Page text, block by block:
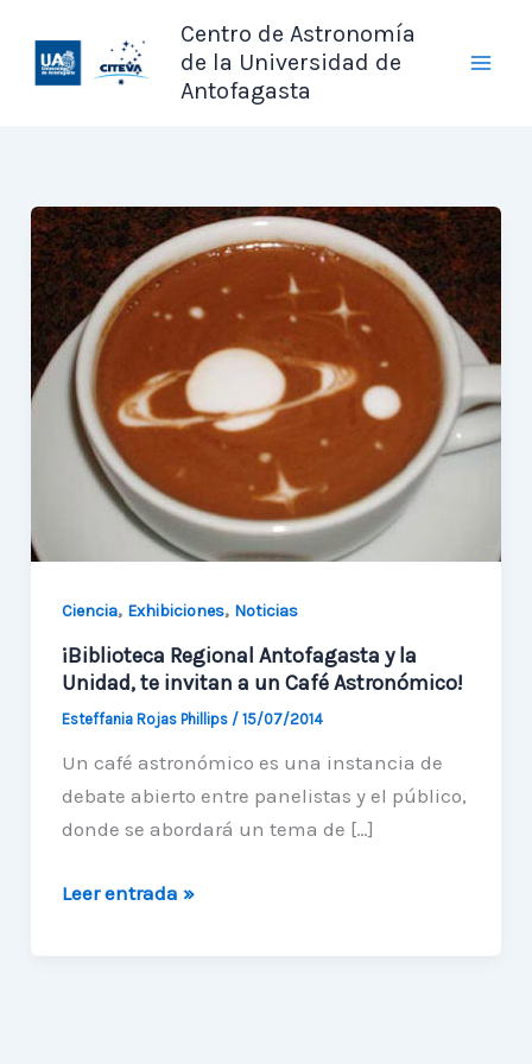
contenido
Centro de Astronomía
de la Universidad de
Antofagasta
Ciencia, Exhibiciones, Noticias
¡Biblioteca Regional Antofagasta y la
Unidad, te invitan a un Café Astronómico!
Esteffania Rojas Phillips / 15/07/2014
Un café astronómico es una instancia de
debate abierto entre panelistas y el público,
donde se abordará un tema de […]
¡Biblioteca
Leer entrada »